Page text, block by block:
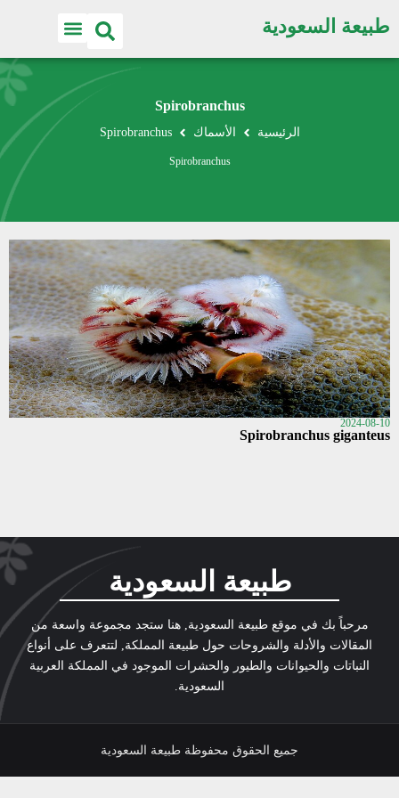
طبيعة السعودية
Spirobranchus
الرئيسية الأسماك Spirobranchus
Spirobranchus
2024-08-10
Spirobranchus giganteus
طبيعة السعودية
مرحباً بك في موقع طبيعة السعودية, هنا ستجد مجموعة واسعة من
المقالات والأدلة والشروحات حول طبيعة المملكة, لتتعرف على أنواع
النباتات والحيوانات والطيور والحشرات الموجود في المملكة العربية
السعودية.
جميع الحقوق محفوظة طبيعة السعودية